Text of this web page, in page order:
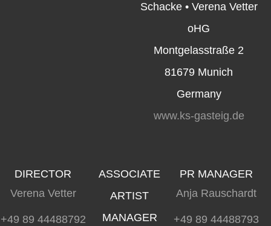
Schacke • Verena Vetter
oHG
Montgelasstraße 2
81679 Munich
Germany
www.ks-gasteig.de
DIRECTOR
Verena Vetter
+49 89 44488792
ASSOCIATE
ARTIST
MANAGER
PR MANAGER
Anja Rauschardt
+49 89 44488793